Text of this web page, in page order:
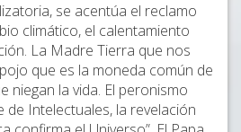
se acentúa el reclamo
climático, el calentamiento
La Madre Tierra que nos
que es la moneda común de
niegan la vida. El peronismo
Intelectuales, la revelación